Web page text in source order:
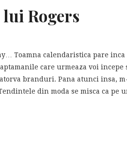
Rogers
Toamna calendaristica pare inca
care urmeaza voi incepe
branduri. Pana atunci insa,
din moda se misca ca pe